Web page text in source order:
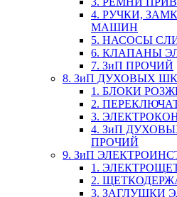
4. РУЧКИ,
МАШИН
5. НАСОСЫ
6. КЛАПАНЫ
7. ЗиП ПРОЧИЙ
8. ЗиП ДУХОВЫХ
1. БЛОКИ
2.
3.
4. ЗиП
ПРОЧИЙ
9. ЗиП
1.
2.
3. ЗАГЛУШКИ